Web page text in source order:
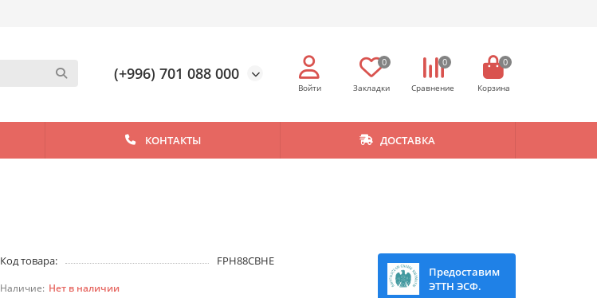
(+996) 701 088 000
0 0 0
КОНТАКТЫ ДОСТАВКА
Код товара: FPH88CBHE
Нет в наличии
Предоставим
ЭТТН ЭСФ.